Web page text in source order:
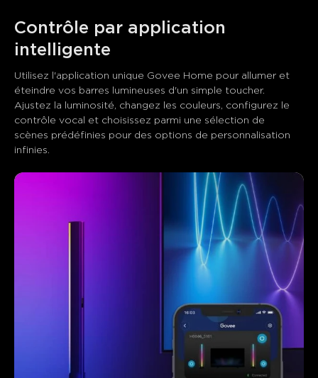
Contrôle par application
intelligente
Utilisez l'application unique Govee Home pour allumer et
éteindre vos barres lumineuses d'un simple toucher.
Ajustez la luminosité, changez les couleurs, configurez le
contrôle vocal et choisissez parmi une sélection de
scènes prédéfinies pour des options de personnalisation
infinies.